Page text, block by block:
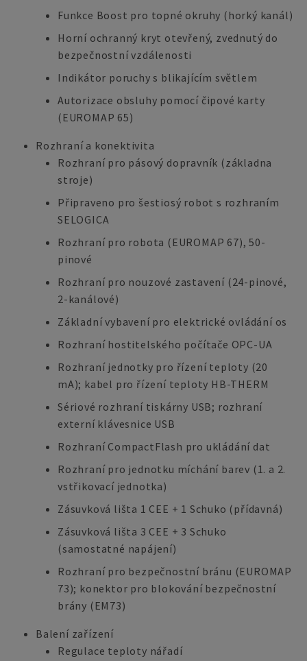
Funkce Boost pro topné okruhy (horký kanál)
Horní ochranný kryt otevřený, zvednutý do
bezpečnostní vzdálenosti
Indikátor poruchy s blikajícím světlem
Autorizace obsluhy pomocí čipové karty
(EUROMAP 65)
Rozhraní a konektivita
Rozhraní pro pásový dopravník (základna
stroje)
Připraveno pro šestiosý robot s rozhraním
SELOGICA
Rozhraní pro robota (EUROMAP 67), 50-
pinové
Rozhraní pro nouzové zastavení (24-pinové,
2-kanálové)
Základní vybavení pro elektrické ovládání os
Rozhraní hostitelského počítače OPC-UA
Rozhraní jednotky pro řízení teploty (20
mA); kabel pro řízení teploty HB-THERM
Sériové rozhraní tiskárny USB; rozhraní
externí klávesnice USB
Rozhraní CompactFlash pro ukládání dat
Rozhraní pro jednotku míchání barev (1. a 2.
vstřikovací jednotka)
Zásuvková lišta 1 CEE + 1 Schuko (přídavná)
Zásuvková lišta 3 CEE + 3 Schuko
(samostatné napájení)
Rozhraní pro bezpečnostní bránu (EUROMAP
73); konektor pro blokování bezpečnostní
brány (EM73)
Balení zařízení
Regulace teploty nářadí